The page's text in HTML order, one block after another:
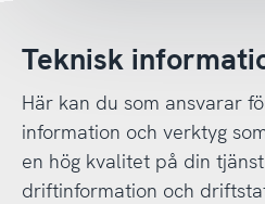
Teknisk
Här kan du som ansvarar
information och verktyg
en hög kvalitet på din
driftinformation och